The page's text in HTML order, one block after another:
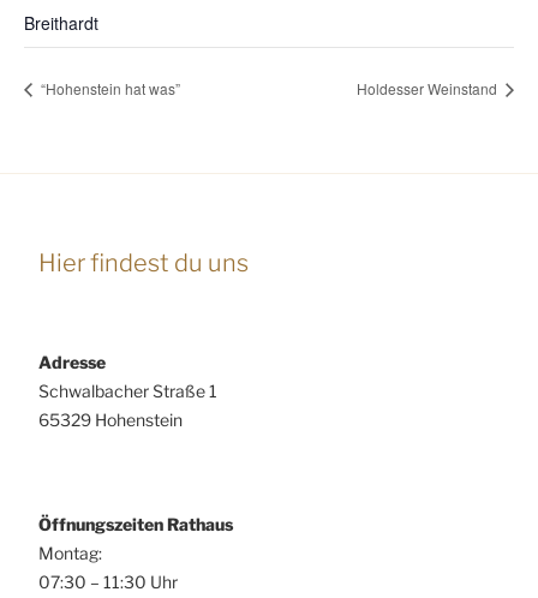
Breithardt
“Hohenstein hat was” Holdesser Weinstand
Hier findest du uns
Adresse
Schwalbacher Straße 1
65329 Hohenstein
Öffnungszeiten Rathaus
Montag:
07:30 – 11:30 Uhr